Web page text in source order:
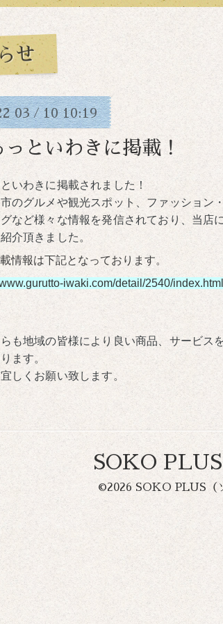
せ
03/ 10 10:19
っといわきに掲載！
いわきに掲載されました！
のグルメや観光スポット、ファッション
など様々な情報を発信されており、 当店
介頂きました。
情報は下記となっております。
iwaki.com/detail/2540/
も地域の皆様により良い商品、サービス
ます。
しくお願い致します。
SOKO
©2026 SOKO PLUS（